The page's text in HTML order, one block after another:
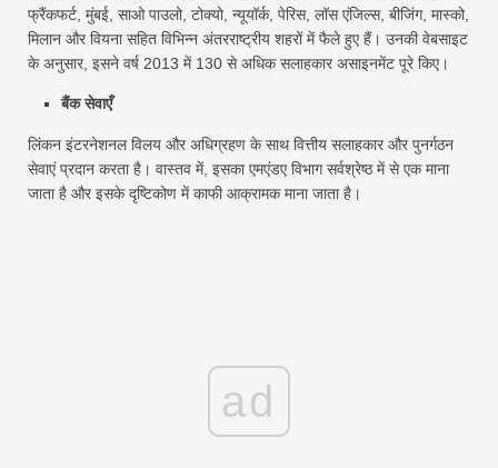
फ्रैंकफर्ट, मुंबई, साओ पाउलो, टोक्यो, न्यूयॉर्क, पेरिस, लॉस एंजिल्स, बीजिंग, मास्को,
मिलान और वियना सहित विभिन्न अंतरराष्ट्रीय शहरों में फैले हुए हैं। उनकी वेबसाइट
के अनुसार, इसने वर्ष 2013 में 130 से अधिक सलाहकार असाइनमेंट पूरे किए।
बैंक सेवाएँ
लिंकन इंटरनेशनल विलय और अधिग्रहण के साथ वित्तीय सलाहकार और पुनर्गठन
सेवाएं प्रदान करता है। वास्तव में, इसका एमएंडए विभाग सर्वश्रेष्ठ में से एक माना
जाता है और इसके दृष्टिकोण में काफी आक्रामक माना जाता है।
ad